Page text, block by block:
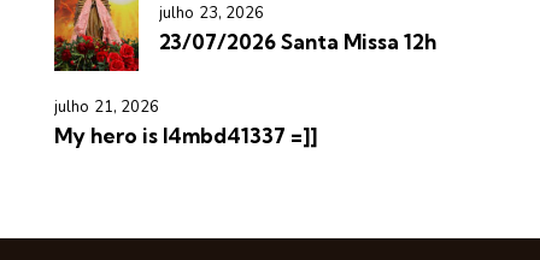
julho 23, 2026
23/07/2026 Santa Missa 12h
julho 21, 2026
My hero is l4mbd41337 =]]